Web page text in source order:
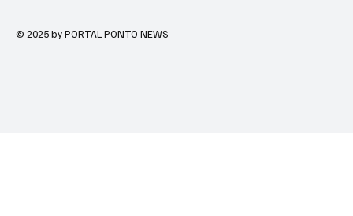
© 2025 by PORTAL PONTO NEWS